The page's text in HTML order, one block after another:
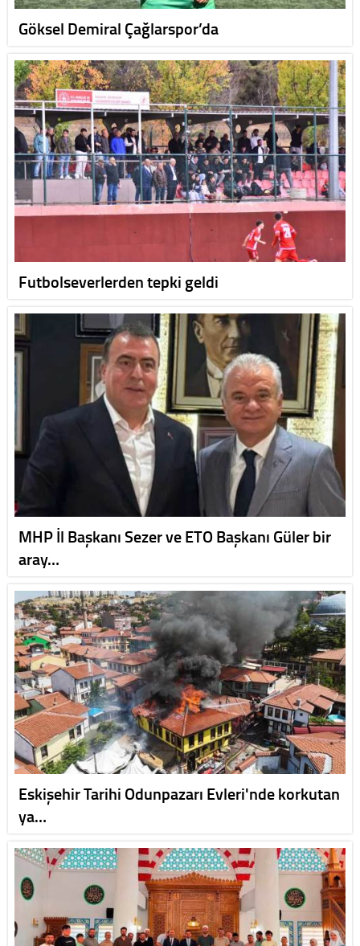
Göksel Demiral Çağlarspor’da
Futbolseverlerden tepki geldi
MHP İl Başkanı Sezer ve ETO Başkanı Güler bir
aray…
Eskişehir Tarihi Odunpazarı Evleri'nde korkutan
ya…